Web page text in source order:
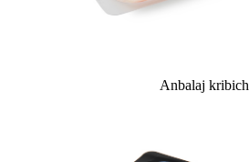
Anbalaj kribich